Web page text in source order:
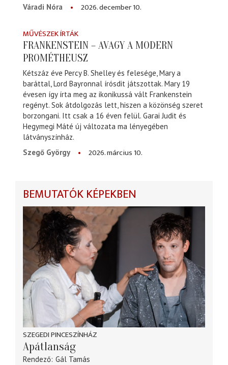
Váradi Nóra 2026. december 10.
MŰVÉSZEK ÍRTÁK
FRANKENSTEIN – AVAGY A MODERN
PROMÉTHEUSZ
Kétszáz éve Percy B. Shelley és felesége, Mary a
baráttal, Lord Bayronnal írósdit játszottak. Mary 19
évesen így írta meg az ikonikussá vált Frankenstein
regényt. Sok átdolgozás lett, hiszen a közönség szeret
borzongani. Itt csak a 16 éven felül. Garai Judit és
Hegymegi Máté új változata ma lényegében
látványszínház.
Szegő György
2026. március 10.
BEMUTATÓK KÉPEKBEN
SZEGEDI PINCESZÍNHÁZ
Apátlanság
Rendező Gál Tamás